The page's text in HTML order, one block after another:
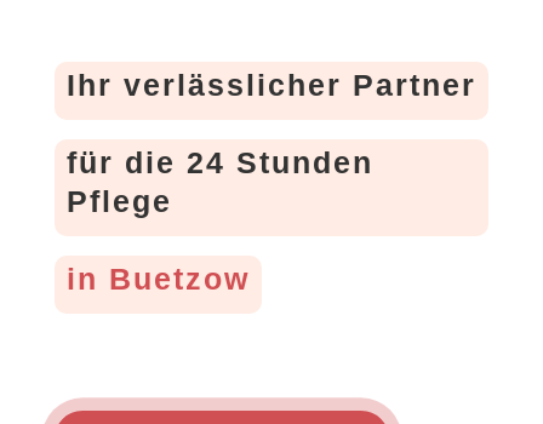
Ihr verlässlicher Partner
für die 24 Stunden
Pflege
in Buetzow